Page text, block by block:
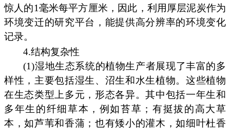
惊人的1毫米每平方厘米，因此，利用厚层泥炭作为
环境变迁的研究平台，能提供高分辨率的环境变化
记录。
4.结构复杂性
(1)湿地生态系统的植物生产者展现了丰富的多
样性，主要包括湿生、沼生和水生植物。这些植物
在生态类型上多元，形态各异。其中包括一年生和
多年生的纤细草本，例如苔草；有挺拔的高大草
本，如芦苇和香蒲；也有矮小的灌木，如细叶杜香